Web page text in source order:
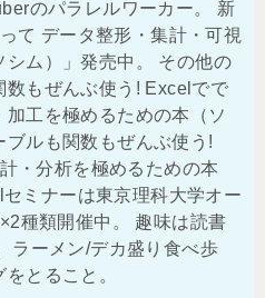
のパラレルワーカー。 新
て データ整形・集計・可視
ム）」発売中。 その他の
数もぜんぶ使う! Excelでで
工を極めるための本（ソ
ルも関数もぜんぶ使う!
・分析を極めるための本
ミナーは東京理科大学オー
種類開催中。 趣味は読書
ラーメン/デカ盛り食べ歩
とること。